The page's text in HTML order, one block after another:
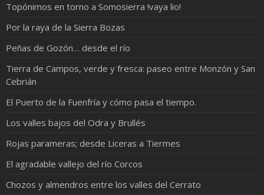
Topónimos en torno a Somosierra !vaya lio!
Por la raya de la Sierra Bozas
Peñas de Gozón… desde el río
Tierra de Campos, verde y fresca: paseo entre Monzón y San
Cebrián
El Puerto de la Fuenfría y cómo pasa el tiempo.
Los valles bajos del Odra y Brullés
Rojas parameras; desde Liceras a Tiermes
El agradable vallejo del río Corcos
Chozos y almendros entre los valles del Cerrato